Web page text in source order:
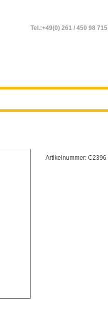
Tel.:+49(0) 261 / 450 98 715
Artikelnummer: C2396